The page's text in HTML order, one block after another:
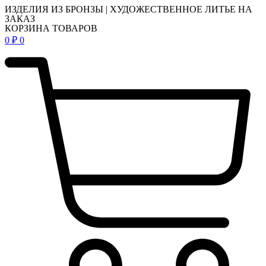
ИЗДЕЛИЯ ИЗ БРОНЗЫ | ХУДОЖЕСТВЕННОЕ ЛИТЬЕ НА
ЗАКАЗ
КОРЗИНА ТОВАРОВ
0 ₽ 0